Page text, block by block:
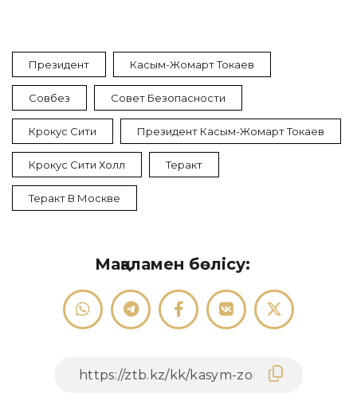
Президент Касым-Жомарт Токаев
Совбез Совет Безопасности
Крокус Сити Президент Касым-Жомарт Токаев
Крокус Сити Холл Теракт
Теракт В Москве
Мақаламен бөлісу: